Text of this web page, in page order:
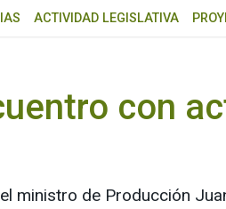
ACTIVIDAD LEGISLATIVA
con
ministro de Producción